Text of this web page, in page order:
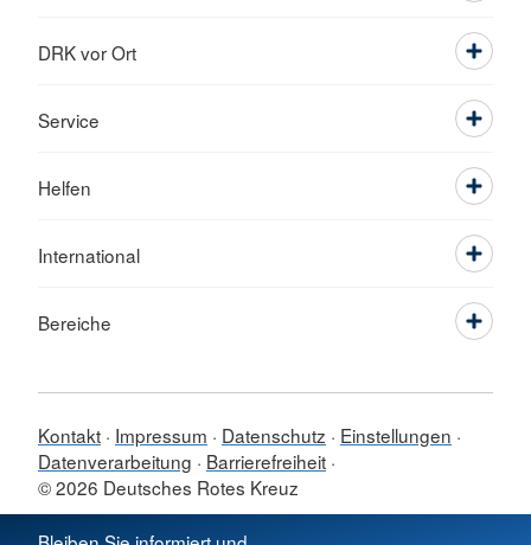
DRK vor Ort
Service
Helfen
International
Bereiche
Kontakt Impressum Datenschutz
Einstellungen
Datenverarbeitung
Barrierefreiheit
© 2026 Deutsches Rotes Kreuz
Sprache wechseln zu